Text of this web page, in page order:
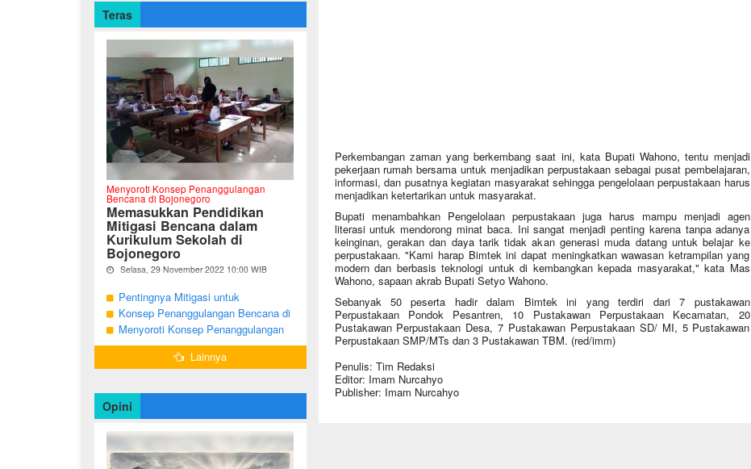
Perkembangan zaman yang berkembang saat ini, kata Bupati Wahono, tentu menjadi
pekerjaan rumah bersama untuk menjadikan perpustakaan sebagai pusat pembelajaran,
informasi, dan pusatnya kegiatan masyarakat sehingga pengelolaan perpustakaan harus
menjadikan ketertarikan untuk masyarakat.
Bupati menambahkan Pengelolaan perpustakaan juga harus mampu menjadi agen
literasi untuk mendorong minat baca. Ini sangat menjadi penting karena tanpa adanya
keinginan, gerakan dan daya tarik tidak akan generasi muda datang untuk belajar ke
perpustakaan. "Kami harap Bimtek ini dapat meningkatkan wawasan ketrampilan yang
modern dan berbasis teknologi untuk di kembangkan kepada masyarakat," kata Mas
Wahono, sapaan akrab Bupati Setyo Wahono.
Sebanyak 50 peserta hadir dalam Bimtek ini yang terdiri dari 7 pustakawan
Perpustakaan Pondok Pesantren, 10 Pustakawan Perpustakaan Kecamatan, 20
Pustakawan Perpustakaan Desa, 7 Pustakawan Perpustakaan SD/ MI, 5 Pustakawan
Perpustakaan SMP/MTs dan 3 Pustakawan TBM. (red/imm)
Penulis: Tim Redaksi
Editor: Imam Nurcahyo
Publisher: Imam Nurcahyo
Teras
Menyoroti Konsep Penanggulangan
Bencana di Bojonegoro
Memasukkan Pendidikan
Mitigasi Bencana dalam
Kurikulum Sekolah di
Bojonegoro
Selasa, 29 November 2022 10:00 WIB
"Berdasarkan Undang-undang Nomor 24
Tahun 2007, tentang Penanggulangan
Bencana, Pemerintah dan Pemerintah
Daerah menjadi penanggung jawab
dalam penyelenggaraan
penanggulangan bencana. ...
Pentingnya Mitigasi untuk
Mengurangi Risiko Bencana di
Bojonegoro
Konsep Penanggulangan Bencana di
Bojonegoro Masih Mengutamakan
Tanggap Darurat
Menyoroti Konsep Penanggulangan
Bencana di Kabupaten Bojonegoro
Lainnya
Opini